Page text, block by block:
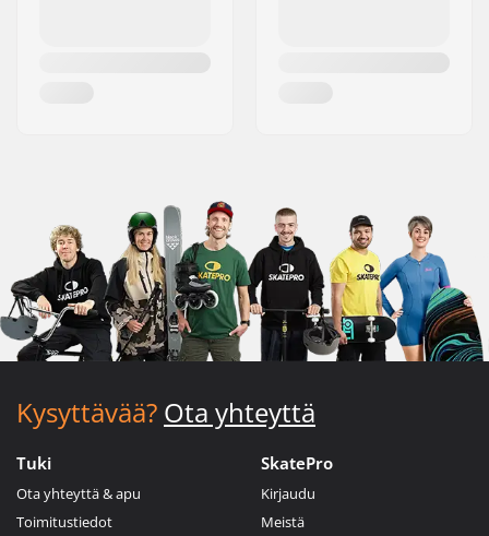
Kysyttävää? Ota yhteyttä
Tuki
Ota yhteyttä & apu
Toimitustiedot
SkatePro
Kirjaudu
Meistä